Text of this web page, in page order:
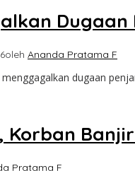
oleh Ananda Pratama F
dugaan
Korban
Pratama F